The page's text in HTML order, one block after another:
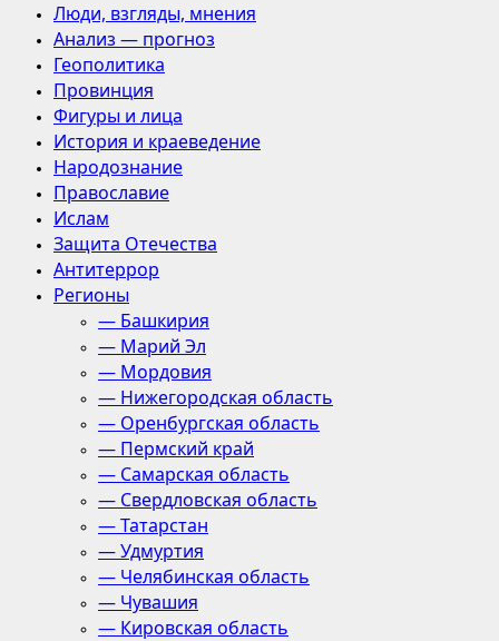
Люди, взгляды, мнения
Анализ — прогноз
Геополитика
Провинция
Фигуры и лица
История и краеведение
Народознание
Православие
Ислам
Защита Отечества
Антитеррор
Регионы
— Башкирия
— Марий Эл
— Мордовия
— Нижегородская область
— Оренбургская область
— Пермский край
— Самарская область
— Свердловская область
— Татарстан
— Удмуртия
— Челябинская область
— Чувашия
— Кировская область